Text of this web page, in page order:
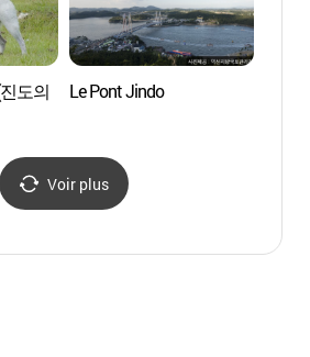
도의
Le Pont Jindo
Voir plus